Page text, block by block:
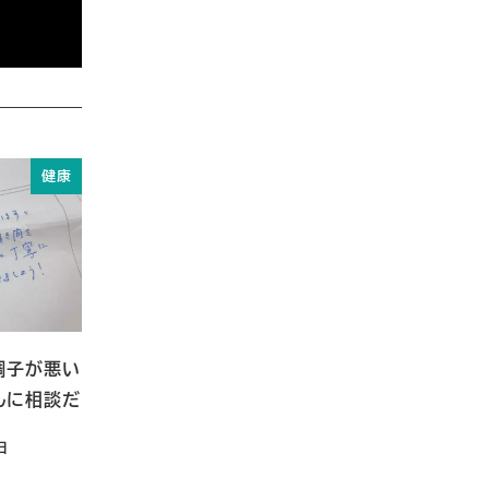
健康
子が悪い
に相談だ